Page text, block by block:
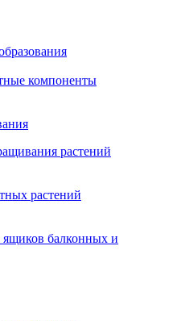
компоненты
растений
растений
балконных и